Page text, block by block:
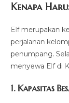
Kenapa
Elf merupakan
perjalanan
penumpang.
menyewa Elf di
1. Kapasitas